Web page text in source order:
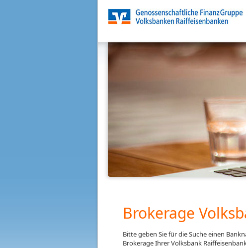
Brokerage
Bitte geben Sie für die Suche einen
Brokerage Ihrer Volksbank